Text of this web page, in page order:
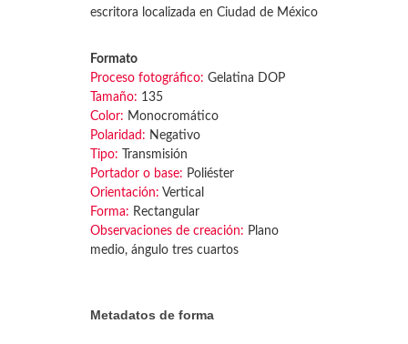
escritora localizada en Ciudad de México
Formato
Proceso fotográfico: Gelatina DOP
Tamaño: 135
Color: Monocromático
Polaridad: Negativo
Tipo: Transmisión
Portador o base: Poliéster
Orientación: Vertical
Forma: Rectangular
Observaciones de creación: Plano
medio, ángulo tres cuartos
Metadatos de forma